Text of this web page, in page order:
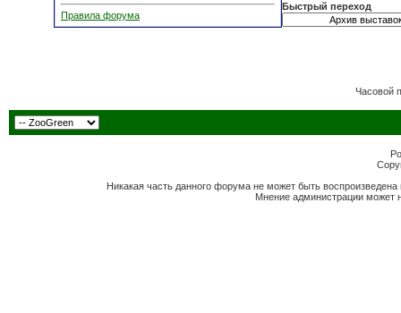
Правила форума
Быстрый переход
Часовой
Никакая часть данного форума не может быть
Мнение администрации может